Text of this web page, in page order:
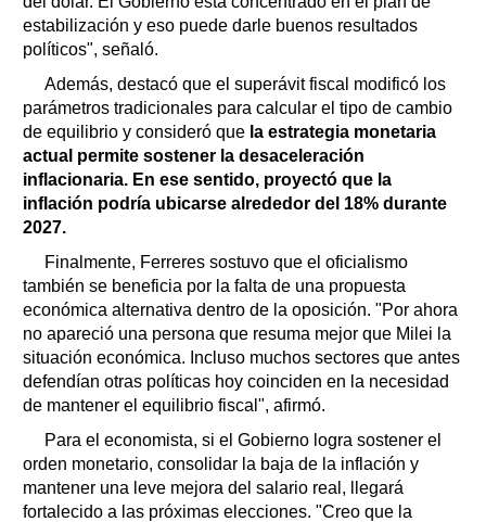
estabilización y eso puede darle buenos resultados
políticos", señaló.
Además, destacó que el superávit fiscal modificó los
parámetros tradicionales para calcular el tipo de cambio
de equilibrio y consideró que la estrategia monetaria
actual permite sostener la desaceleración
inflacionaria. En ese sentido, proyectó que la
inflación podría ubicarse alrededor del 18% durante
2027.
Finalmente, Ferreres sostuvo que el oficialismo
también se beneficia por la falta de una propuesta
económica alternativa dentro de la oposición. "Por ahora
no apareció una persona que resuma mejor que Milei la
situación económica. Incluso muchos sectores que antes
defendían otras políticas hoy coinciden en la necesidad
de mantener el equilibrio fiscal", afirmó.
Para el economista, si el Gobierno logra sostener el
orden monetario, consolidar la baja de la inflación y
mantener una leve mejora del salario real, llegará
fortalecido a las próximas elecciones. "Creo que la